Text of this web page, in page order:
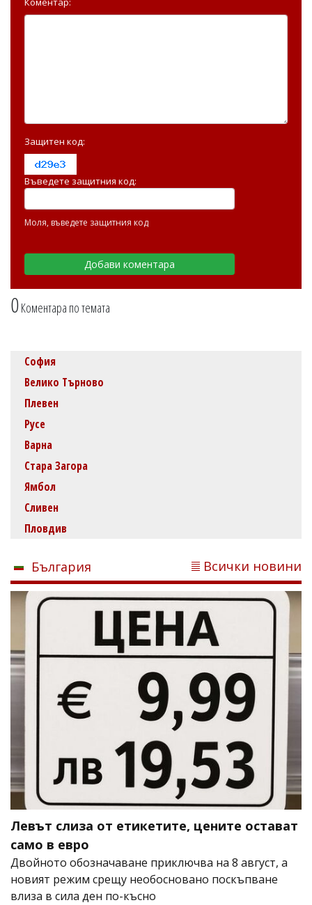
0Коментара по темата
Защитен код:
Въведете защитния код:
Моля, въведете защитния код
София
Велико Търново
Плевен
Русе
Варна
Стара Загора
Ямбол
Сливен
Пловдив
България Всички новини
Левът слиза от етикетите, цените остават
само в евро
Двойното обозначаване приключва на 8 август, а
новият режим срещу необосновано поскъпване
влиза в сила ден по-късно